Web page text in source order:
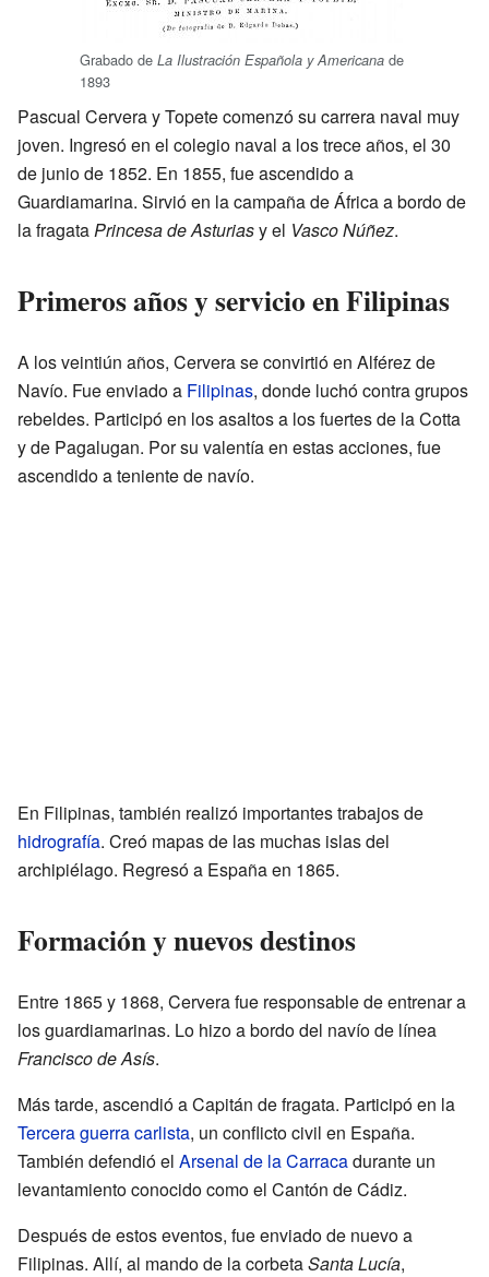
Grabado de La Ilustración Española y Americana de
1893
Pascual Cervera y Topete comenzó su carrera naval muy
joven. Ingresó en el colegio naval a los trece años, el 30
de junio de 1852. En 1855, fue ascendido a
Guardiamarina. Sirvió en la campaña de África a bordo de
la fragataPrincesa de Asturiasy el Vasco Núñez.
Primeros años y servicio en Filipinas
A los veintiún años, Cervera se convirtió en Alférez de
Navío. Fue enviado a Filipinas, donde luchó contra grupos
rebeldes. Participó en los asaltos a los fuertes de la Cotta
y de Pagalugan. Por su valentía en estas acciones, fue
ascendido a teniente de navío.
En Filipinas, también realizó importantes trabajos de
hidrografía. Creó mapas de las muchas islas del
archipiélago. Regresó a España en 1865.
Formación y nuevos destinos
Entre 1865 y 1868, Cervera fue responsable de entrenar a
los guardiamarinas. Lo hizo a bordo del navío de línea
Francisco de Asís.
Más tarde, ascendió a Capitán de fragata. Participó en la
Tercera guerra carlista, un conflicto civil en España.
También defendió el Arsenal de la Carracadurante un
levantamiento conocido como el Cantón de Cádiz.
Después de estos eventos, fue enviado de nuevo a
Filipinas. Allí, al mando de la corbetaSanta Lucía,